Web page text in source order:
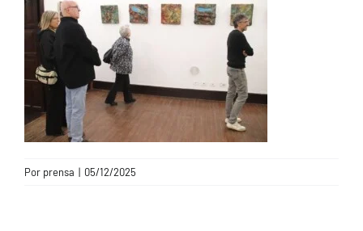
CONTACTO
Por prensa | 05/12/2025